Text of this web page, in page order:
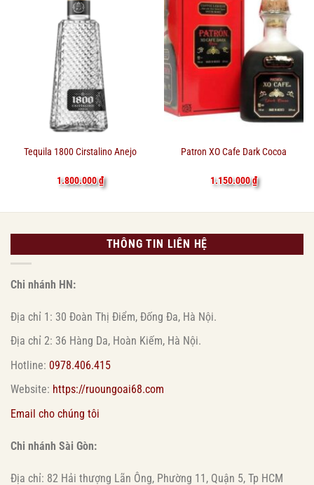
Tequila 1800 Cirstalino Anejo
1.800.000₫
Patron XO Cafe Dark Cocoa
1.150.000₫
THÔNG TIN LIÊN HỆ
Chi nhánh HN:
Địa chỉ 1: 30 Đoàn Thị Điểm, Đống Đa, Hà Nội.
Địa chỉ 2: 36 Hàng Da, Hoàn Kiếm, Hà Nội.
Hotline: 0978.406.415
Website: https://ruoungoai68.com
Email cho chúng tôi
Chi nhánh Sài Gòn:
Địa chỉ: 82 Hải thượng Lãn Ông, Phường 11, Quận 5, Tp HCM